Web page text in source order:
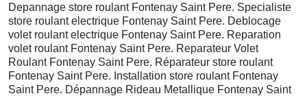
Depannage store roulant Fontenay Saint Pere. Specialiste
store roulant electrique Fontenay Saint Pere. Deblocage
volet roulant electrique Fontenay Saint Pere. Reparation
volet roulant Fontenay Saint Pere. Reparateur Volet
Roulant Fontenay Saint Pere. Réparateur store roulant
Fontenay Saint Pere. Installation store roulant Fontenay
Saint Pere. Dépannage Rideau Metallique Fontenay Saint